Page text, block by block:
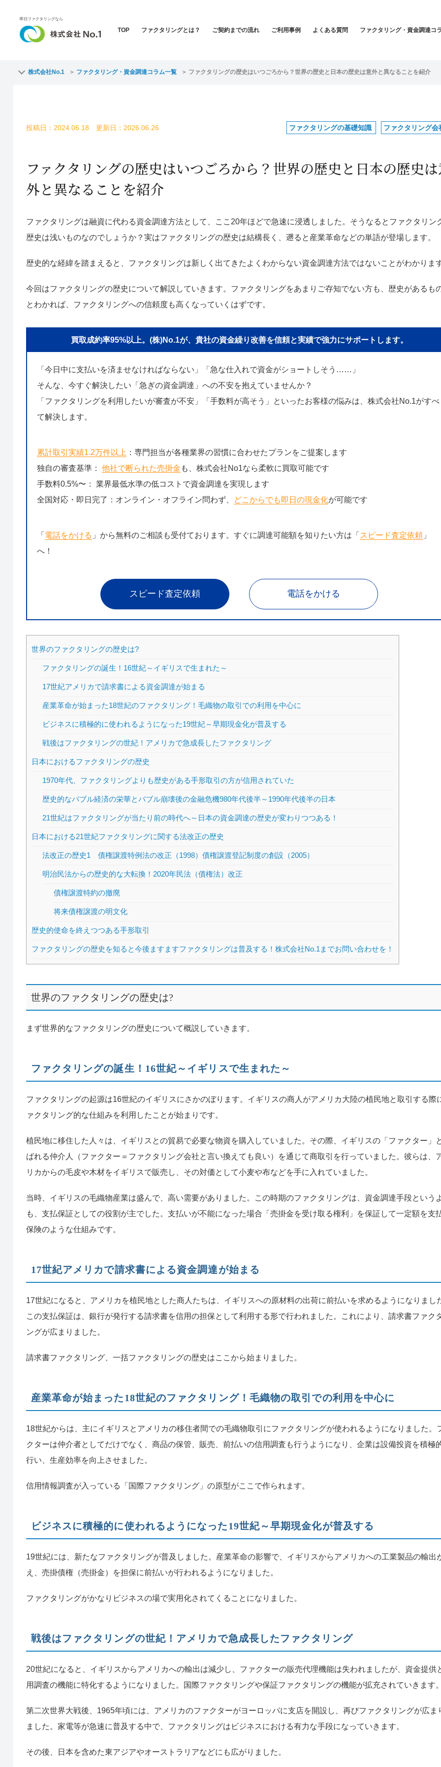
即日ファクタリングなら
TOP ファクタリングとは？ ご契約までの流れ ご利用事例 よくある質問 ファクタリング・資金調達コ
株式会社No.1 ファクタリング・資金調達コラム一覧 ファクタリングの歴史はいつごろから？世界の歴史と日本の歴史は意外と異なることを紹介
投稿日：2024.06.18 更新日：2026.06.26 ファクタリングの基礎知識 ファクタリング会
ファクタリングの歴史はいつごろから？世界の歴史と日本の歴史
外と異なることを紹介
ファクタリングは融資に代わる資金調達方法として、ここ20年ほどで急速に浸透しました。そうなるとファクタリン
歴史は浅いものなのでしょうか？実はファクタリングの歴史は結構長く、遡ると産業革命などの単語が登場します。
歴史的な経緯を踏まえると、ファクタリングは新しく出てきたよくわからない資金調達方法ではないことがわかりま
今回はファクタリングの歴史について解説していきます。ファクタリングをあまりご存知でない方も、歴史があるも
とわかれば、ファクタリングへの信頼度も高くなっていくはずです。
買取成約率95%以上。(株)No.1が、貴社の資金繰り改善を信頼と実績で強力にサポートします。
「今日中に支払いを済ませなければならない」「急な仕入れで資金がショートしそう……」
そんな、今すぐ解決したい「急ぎの資金調達」への不安を抱えていませんか？
「ファクタリングを利用したいが審査が不安」「手数料が高そう」といったお客様の悩みは、株式会社No.1がすべ
て解決します。
累計取引実績1.2万件以上 ：専門担当が各種業界の習慣に合わせたプランをご提案します
独自の審査基準： 他社で断られた売掛金 も、株式会社No1なら柔軟に買取可能です
手数料0.5%〜： 業界最低水準の低コストで資金調達を実現します
全国対応・即日完了：オンライン・オフライン問わず、
どこからでも即日の現金化が可能です
「 電話をかける 」から無料のご相談も受付ております。すぐに調達可能額を知りたい方は「 スピード査定依頼」
へ！
スピード査定依頼 電話をかける
世界のファクタリングの歴史は?
ファクタリングの誕生！16世紀～イギリスで生まれた～
17世紀アメリカで請求書による資金調達が始まる
産業革命が始まった18世紀のファクタリング！毛織物の取引での利用を中心に
ビジネスに積極的に使われるようになった19世紀～早期現金化が普及する
戦後はファクタリングの世紀！アメリカで急成長したファクタリング
日本におけるファクタリングの歴史
1970年代、ファクタリングよりも歴史がある手形取引の方が信用されていた
歴史的なバブル経済の栄華とバブル崩壊後の金融危機980年代後半～1990年代後半の日本
21世紀はファクタリングが当たり前の時代へ～日本の資金調達の歴史が変わりつつある！
日本における21世紀ファクタリングに関する法改正の歴史
法改正の歴史1 債権譲渡特例法の改正（1998）債権譲渡登記制度の創設（2005）
明治民法からの歴史的な大転換！2020年民法（債権法）改正
債権譲渡特約の撤廃
将来債権譲渡の明文化
歴史的使命を終えつつある手形取引
ファクタリングの歴史を知ると今後ますますファクタリングは普及する！株式会社No.1までお問い合わせを！
世界のファクタリングの歴史は?
まず世界的なファクタリングの歴史について概説していきます。
ファクタリングの誕生！16世紀～イギリスで生まれた～
ファクタリングの起源は16世紀のイギリスにさかのぼります。イギリスの商人がアメリカ大陸の植民地と取引する際
ァクタリング的な仕組みを利用したことが始まりです。
植民地に移住した人々は、イギリスとの貿易で必要な物資を購入していました。その際、イギリスの「ファクター」
ばれる仲介人（ファクター＝ファクタリング会社と言い換えても良い）を通じて商取引を行っていました。彼らは、
リカからの毛皮や木材をイギリスで販売し、その対価として小麦や布などを手に入れていました。
当時、イギリスの毛織物産業は盛んで、高い需要がありました。この時期のファクタリングは、資金調達手段という
も、支払保証としての役割が主でした。支払いが不能になった場合「売掛金を受け取る権利」を保証して一定額を支
保険のような仕組みです。
17世紀アメリカで請求書による資金調達が始まる
17世紀になると、アメリカを植民地とした商人たちは、イギリスへの原材料の出荷に前払いを求めるようになりまし
この支払保証は、銀行が発行する請求書を信用の担保として利用する形で行われました。これにより、請求書ファク
ングが広まりました。
請求書ファクタリング、一括ファクタリングの歴史はここから始まりました。
産業革命が始まった18世紀のファクタリング！毛織物の取引での利用を中心に
18世紀からは、主にイギリスとアメリカの移住者間での毛織物取引にファクタリングが使われるようになりました。
クターは仲介者としてだけでなく、商品の保管、販売、前払いの信用調査も行うようになり、企業は設備投資を積極
行い、生産効率を向上させました。
信用情報調査が入っている「国際ファクタリング」の原型がここで作られます。
ビジネスに積極的に使われるようになった19世紀～早期現金化が普及する
19世紀には、新たなファクタリングが普及しました。産業革命の影響で、イギリスからアメリカへの工業製品の輸出
え、売掛債権（売掛金）を担保に前払いが行われるようになりました。
ファクタリングがかなりビジネスの場で実用化されてくることになりました。
戦後はファクタリングの世紀！アメリカで急成長したファクタリング
20世紀になると、イギリスからアメリカへの輸出は減少し、ファクターの販売代理機能は失われましたが、資金提供
用調査の機能に特化するようになりました。国際ファクタリングや保証ファクタリングの機能が拡充されていきます
第二次世界大戦後、1965年頃には、アメリカのファクターがヨーロッパに支店を開設し、再びファクタリングが広ま
ました。家電等が急速に普及する中で、ファクタリングはビジネスにおける有力な手段になっていきます。
その後、日本を含めた東アジアやオーストラリアなどにも広がりました。